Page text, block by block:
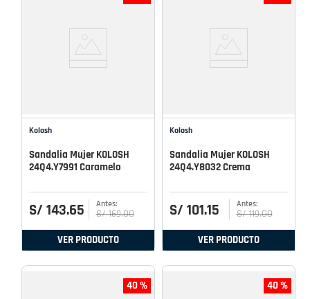
Kolosh
Sandalia Mujer KOLOSH
24Q4.Y7991 Caramelo
S/ 143.65 S/ 169.00
VER PRODUCTO
Kolosh
Sandalia Mujer KOLOSH
24Q4.Y8032 Crema
S/ 101.15 S/ 119.00
VER PRODUCTO
40 % 40 %